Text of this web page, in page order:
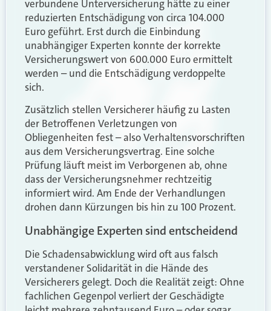
verbundene Unterversicherung hätte zu einer
reduzierten Entschädigung von circa 104.000
Euro geführt. Erst durch die Einbindung
unabhängiger Experten konnte der korrekte
Versicherungswert von 600.000 Euro ermittelt
werden – und die Entschädigung verdoppelte
sich.
Zusätzlich stellen Versicherer häufig zu Lasten
der Betroffenen Verletzungen von
Obliegenheiten fest – also Verhaltensvorschriften
aus dem Versicherungsvertrag. Eine solche
Prüfung läuft meist im Verborgenen ab, ohne
dass der Versicherungsnehmer rechtzeitig
informiert wird. Am Ende der Verhandlungen
drohen dann Kürzungen bis hin zu 100 Prozent.
Unabhängige Experten sind entscheidend
Die Schadensabwicklung wird oft aus falsch
verstandener Solidarität in die Hände des
Versicherers gelegt. Doch die Realität zeigt: Ohne
fachlichen Gegenpol verliert der Geschädigte